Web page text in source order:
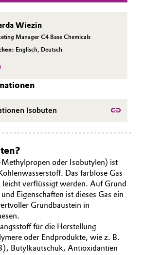
& Machinery
Additives
Beauty
Wiezin
Manager C4 Base Chemicals
Englisch, Deutsch
Isobuten
oder Isobutylen) ist
Das farblose Gas
verflüssigt werden. Auf Grund
Eigenschaften ist dieses Gas ein
Grundbaustein in
für die Herstellung
oder Endprodukte, wie z. B.
Butylkautschuk, Antioxidantien